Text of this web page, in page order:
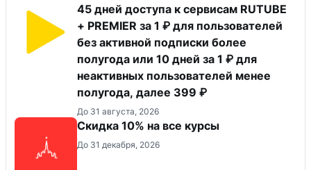
45 дней доступа к сервисам RUTUBE
+ PREMIER за 1 ₽ для пользователей
без активной подписки более
полугода или 10 дней за 1 ₽ для
неактивных пользователей менее
полугода, далее 399 ₽
До 31 августа, 2026
Скидка 10% на все курсы
До 31 декабря, 2026